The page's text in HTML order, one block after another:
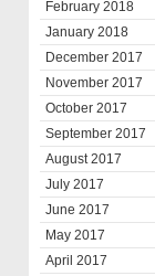
February 2018
January 2018
December 2017
November 2017
October 2017
September 2017
August 2017
July 2017
June 2017
May 2017
April 2017